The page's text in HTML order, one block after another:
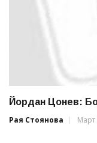
Йордан Цонев:
Рая Стоянова
Март